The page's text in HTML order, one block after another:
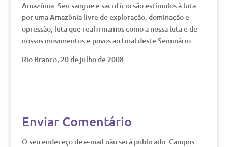
Amazônia. Seu sangue e sacrifício são estímulos à luta
por uma Amazônia livre de exploração, dominação e
opressão, luta que reafirmamos como a nossa luta e de
nossos movimentos e povos ao final deste Seminário.
Rio Branco, 20 de julho de 2008.
Enviar Comentário
O seu endereço de e-mail não será publicado. Campos